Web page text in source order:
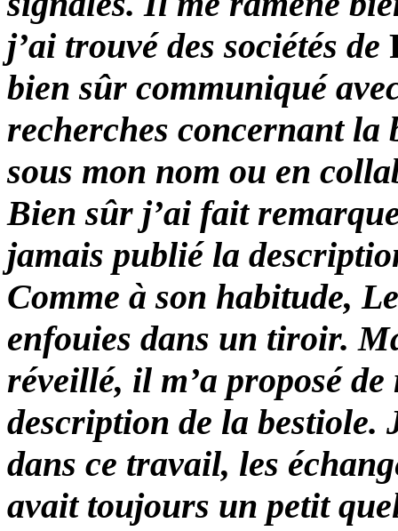
j’ai trouvé des sociétés de
bien sûr communiqué
recherches concernant la
sous mon nom ou en
Bien sûr j’ai fait
jamais publié la
Comme à son habitude,
enfouies dans un tiroir.
réveillé, il m’a proposé
description de la bestiole.
dans ce travail, les
avait toujours un petit